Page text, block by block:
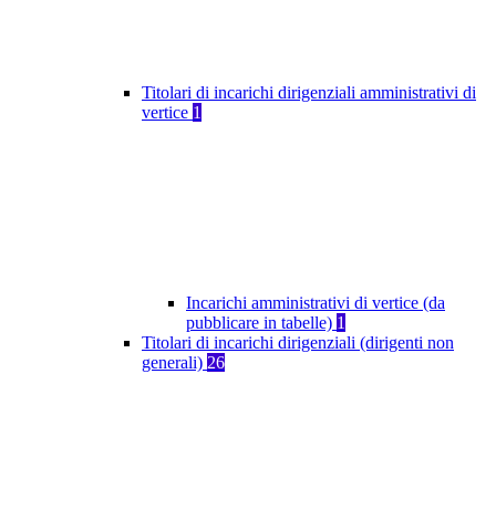
Titolari di incarichi dirigenziali amministrativi di
vertice 1
Incarichi amministrativi di vertice (da
pubblicare in tabelle) 1
Titolari di incarichi dirigenziali (dirigenti non
generali) 26